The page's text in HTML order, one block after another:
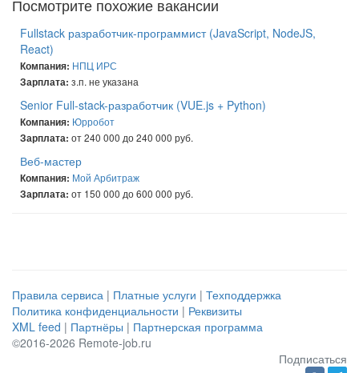
Посмотрите похожие вакансии
Fullstack разработчик-программист (JavaScript, NodeJS,
React)
Компания: НПЦ ИРС
Зарплата: з.п. не указана
Senior Full-stack-разработчик (VUE.js + Python)
Компания: Юрробот
Зарплата: от 240 000 до 240 000 руб.
Веб-мастер
Компания: Мой Арбитраж
Зарплата: от 150 000 до 600 000 руб.
Правила сервиса | Платные услуги | Техподдержка
Политика конфиденциальности | Реквизиты
XML feed | Партнёры | Партнерская программа
©2016-2026 Remote-job.ru
Подписаться